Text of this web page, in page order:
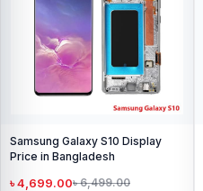
Samsung Galaxy S10 Display
Price in Bangladesh
৳ 4,699.00৳ 6,499.00